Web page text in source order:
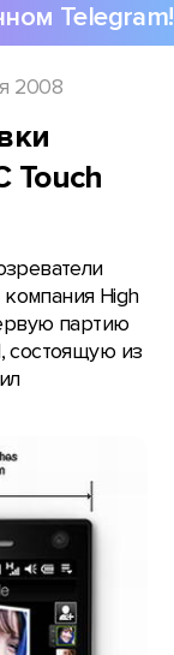
Telegram!
2008
Touch
High
партию
состоящую из